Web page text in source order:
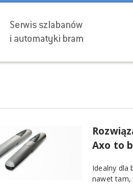
Axo to
Idealny dla
nawet tam,